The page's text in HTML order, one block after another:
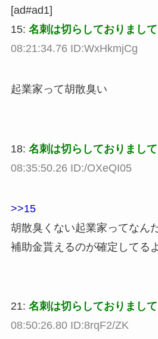
[ad#ad1]
15: 名刺は切らしておりまして
08:21:34.76 ID:WxHkmjCg
起業家って胡散臭い
18: 名刺は切らしておりまして
08:35:50.26 ID:/OXeQI05
>>15
胡散臭くない起業家ってなん
補助金貰えるのが確定してる
21: 名刺は切らしておりまして
08:50:26.80 ID:8rqF2/ZK